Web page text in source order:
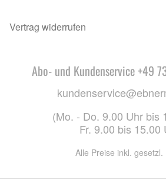
Vertrag widerrufen
Abo- und Kundenservice +49
(Mo. - Do. 9.00 Uhr bis
Fr. 9.00 bis 15.00
Alle Preise inkl. gesetzl.